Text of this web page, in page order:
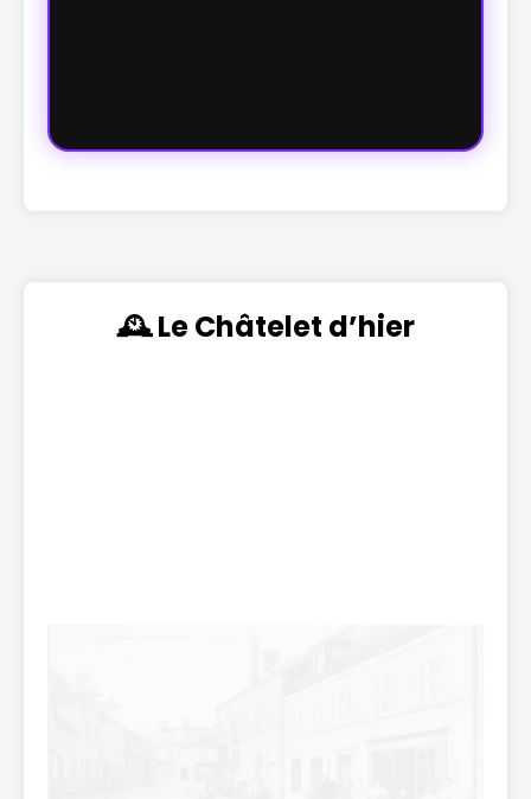
🕰️ Le Châtelet d’hier